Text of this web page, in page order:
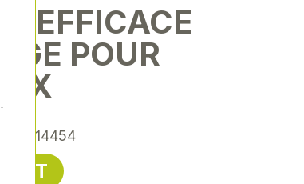
EFFICACE
POUR
EPE-14454
€ HT